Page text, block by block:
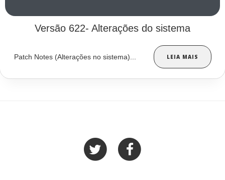
Versão 622- Alterações do sistema
Patch Notes (Alterações no sistema)... LEIA MAIS